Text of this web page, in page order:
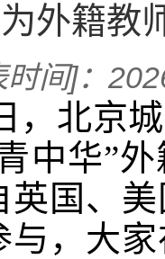
外籍教
时间]：
，北京
中华”
英国、
与，大